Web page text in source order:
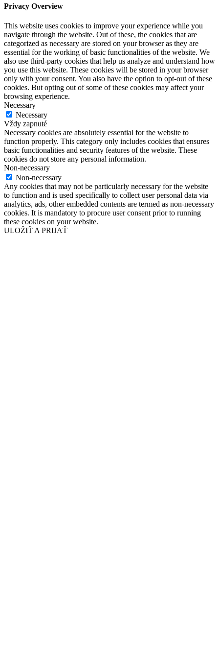
Privacy Overview
This website uses cookies to improve your experience while you
navigate through the website. Out of these, the cookies that are
categorized as necessary are stored on your browser as they are
essential for the working of basic functionalities of the website. We
also use third-party cookies that help us analyze and understand how
you use this website. These cookies will be stored in your browser
only with your consent. You also have the option to opt-out of these
cookies. But opting out of some of these cookies may affect your
browsing experience.
Necessary
Necessary
Vždy zapnuté
Necessary cookies are absolutely essential for the website to
function properly. This category only includes cookies that ensures
basic functionalities and security features of the website. These
cookies do not store any personal information.
Non-necessary
Non-necessary
Any cookies that may not be particularly necessary for the website
to function and is used specifically to collect user personal data via
analytics, ads, other embedded contents are termed as non-necessary
cookies. It is mandatory to procure user consent prior to running
these cookies on your website.
ULOŽIŤ A PRIJAŤ